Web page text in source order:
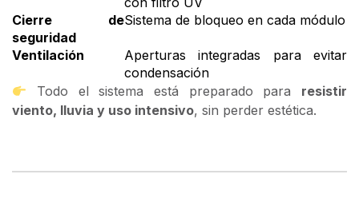
Cierre de
seguridad
Sistema de bloqueo en cada módulo
Ventilación
Aperturas integradas para evitar
condensación
Todo el sistema está preparado para resistir
viento, lluvia y uso intensivo, sin perder estética.